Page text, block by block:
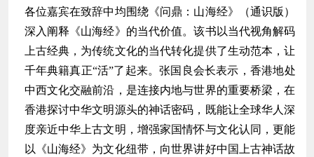
各位嘉宾在致辞中均围绕《问鼎：山海经》（通识版）
深入阐释《山海经》的当代价值。该书以当代视角解码
上古经典，为传统文化的当代转化提供了生动范本，让
千年典籍真正“活”了起来。张国良会长表示，香港地处
中西文化交融前沿，是连接内地与世界的重要桥梁，在
香港探讨中华文明源头的神话密码，既能让全球华人深
度亲近中华上古文明，增强家国情怀与文化认同，更能
以《山海经》为文化纽带，向世界讲好中国上古神话故